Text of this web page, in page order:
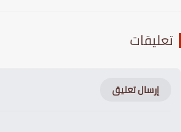
إرسال تعليق